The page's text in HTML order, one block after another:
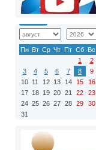
Пн Вт Ср Чт Пт Сб Вс
1
2
3
4 5 6 7 8
9
10 11 12 13 14 15
16
17 18 19 20 21 22
23
24 25 26 27 28 29
30
31